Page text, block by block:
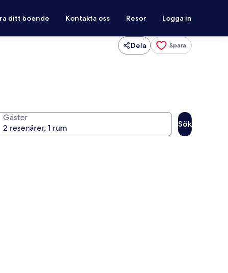
ditt boende Kontakta oss Resor Logga in
Dela Spara
Gäster
Sök